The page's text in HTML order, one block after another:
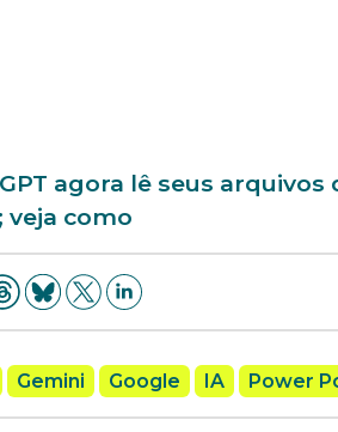
agora lê seus
veja como
Gemini Google IA Power